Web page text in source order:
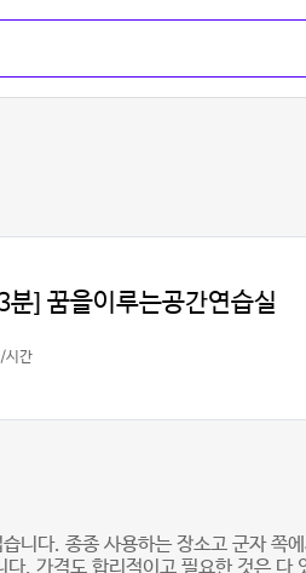
분] 꿈을이루는공간연습실
시간
니다. 종종 사용하는 장소고 군자 쪽
. 가격도 합리적이고 필요한 것은 다